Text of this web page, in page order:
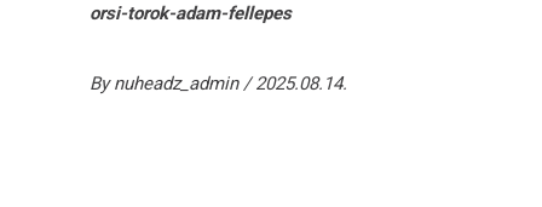
orsi-torok-adam-fellepes
Bynuheadz_admin 2025.08.14.